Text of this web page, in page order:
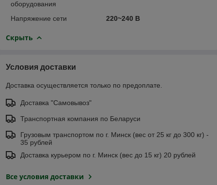
оборудования
Напряжение сети
220~240 В
Скрыть
Условия доставки
Доставка осуществляется только по предоплате.
Доставка "Самовывоз"
Транспортная компания по Беларуси
Грузовым транспортом по г. Минск (вес от 25 кг до 300 кг) -
35 рублей
Доставка курьером по г. Минск (вес до 15 кг) 20 рублей
Все условия доставки